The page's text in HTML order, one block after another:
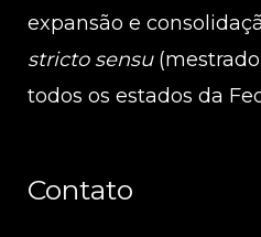
expansão e
stricto sensu
todos os estados da
Contato